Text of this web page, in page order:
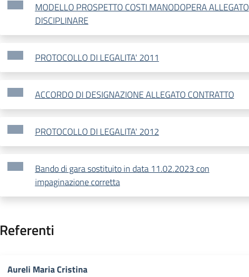
MODELLO PROSPETTO COSTI MANODOPERA ALLEGATO
DISCIPLINARE
PROTOCOLLO DI LEGALITA' 2011
ACCORDO DI DESIGNAZIONE ALLEGATO CONTRATTO
PROTOCOLLO DI LEGALITA' 2012
Bando di gara sostituito in data 11.02.2023 con
impaginazione corretta
Referenti
Aureli Maria Cristina